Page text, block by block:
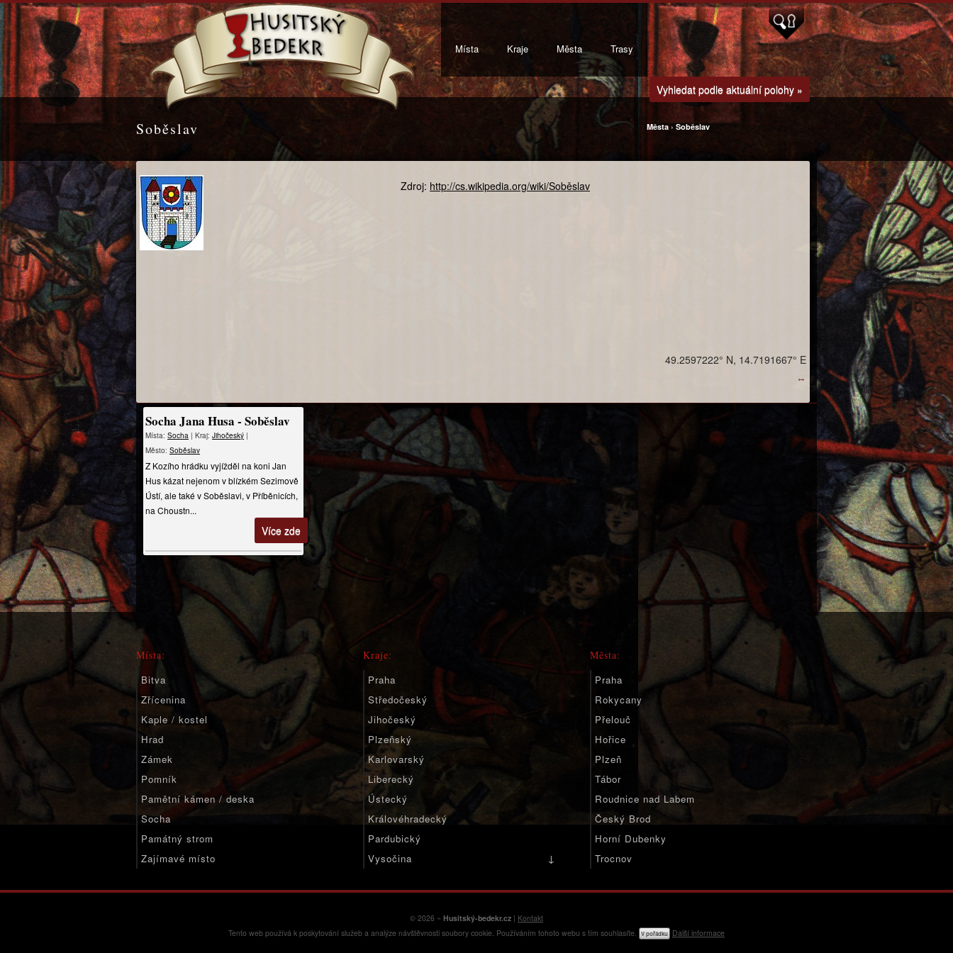
Místa Kraje Města Trasy
Vyhledat podle aktuální polohy »
Soběslav Města ›Soběslav
Zdroj: http://cs.wikipedia.org/wiki/Soběslav
↔
49.2597222° N, 14.7191667° E
Socha Jana Husa - Soběslav
Místa: Socha | Kraj: Jihočeský |
Město: Soběslav
Z Kozího hrádku vyjížděl na koni Jan
Hus kázat nejenom v blízkém Sezimově
Ústí, ale také v Soběslavi, v Příběnicích,
na Choustn...
Více zde
Místa:
Bitva
Zřícenina
Kaple / kostel
Hrad
Zámek
Pomník
Pamětní kámen / deska
Socha
Památný strom
Zajímavé místo
Kraje:
Praha
Středočeský
Jihočeský
Plzeňský
Karlovarský
Liberecký
Ústecký
Královéhradecký
Pardubický
Vysočina
Moravskoslezský
Zlínský
↓
Města:
Praha
Rokycany
Přelouč
Hořice
Plzeň
Tábor
Roudnice nad Labem
Český Brod
Horní Dubenky
Trocnov
© 2026 ~ Husitský-bedekr.cz | Kontakt
Tento web používá k poskytování služeb a analýze návštěvnosti soubory cookie. Používáním tohoto webu s tím souhlasíte.
V pořádku Další informace